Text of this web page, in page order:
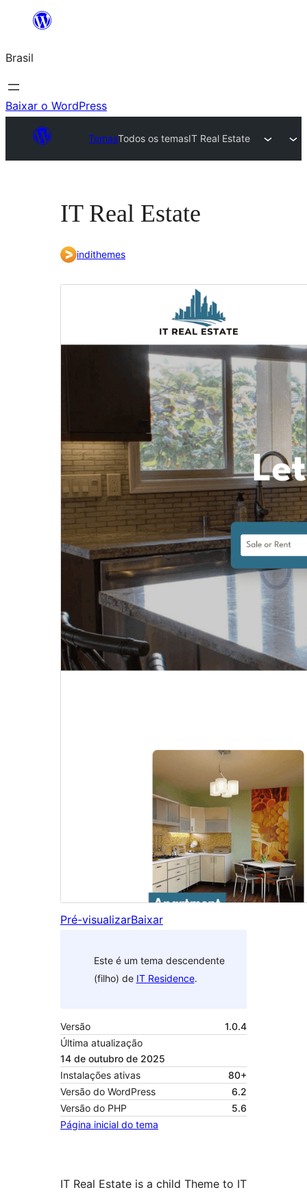
o
conteúdo
Brasil
Baixar o WordPress
TemasTodos os temasIT Real Estate
IT Real Estate
indithemes
Pré-visualizarBaixar
Este é um tema descendente
(filho) de IT Residence.
Versão
1.0.4
Última atualização
14 de outubro de 2025
Instalações ativas
80+
Versão do WordPress
6.2
Versão do PHP
5.6
Página inicial do tema
IT Real Estate is a child Theme to IT